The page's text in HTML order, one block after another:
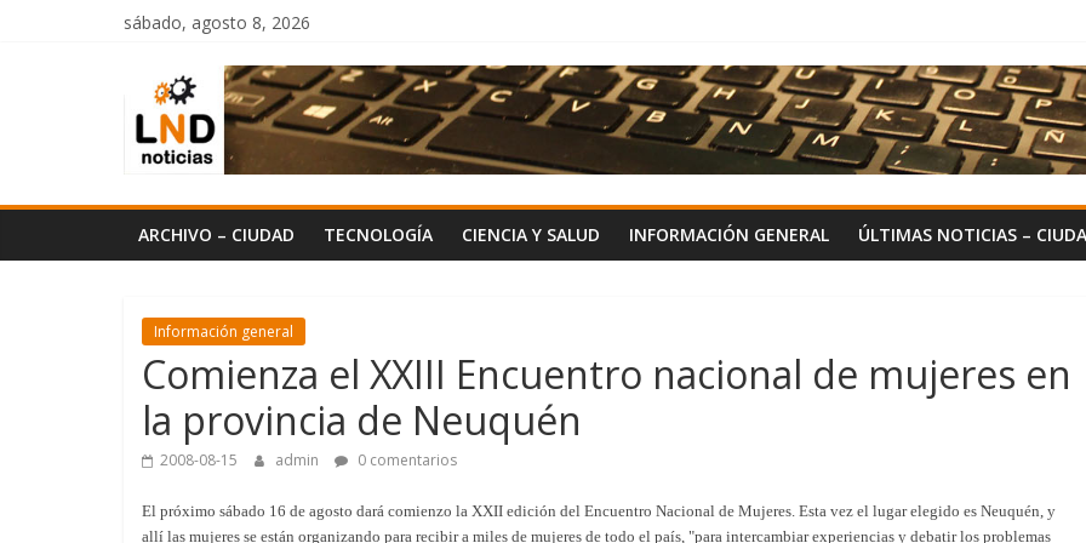
sábado, agosto 8, 2026
LND
Noticias
ARCHIVO – CIUDAD TECNOLOGÍA CIENCIA Y SALUD INFORMACIÓN GENERAL ÚLTIMAS NOTICIAS –
Información general
Comienza el XXIII Encuentro nacional de mujeres en
la provincia de Neuquén
2008-08-15 admin 0 comentarios
El próximo sábado 16 de agosto dará comienzo la XXII edición del Encuentro Nacional de Mujeres. Esta vez el lugar elegido es Neuquén, y
allí las mujeres se están organizando para recibir a miles de mujeres de todo el país, "para intercambiar experiencias y debatir los problemas